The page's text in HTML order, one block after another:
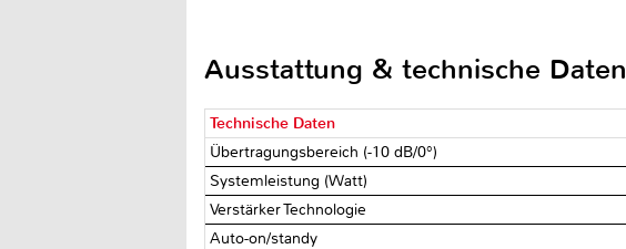
Ausstattung & technische Daten
Technische Daten
Übertragungsbereich (-10 dB/0°)
Systemleistung (Watt)
Verstärker Technologie
Auto-on/standy